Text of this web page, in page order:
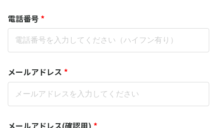
電話番号 *
メールアドレス *
メールアドレス(確認用) *